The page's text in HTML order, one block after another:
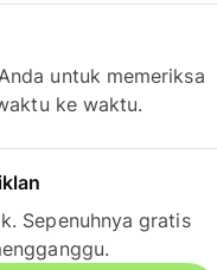
untuk memeriksa
ke waktu.
Sepenuhnya gratis